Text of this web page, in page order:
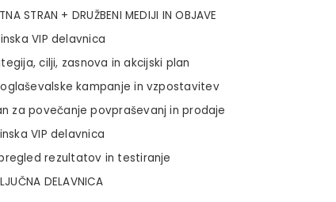
STRAN + DRUŽBENI MEDIJI IN OBJAVE
VIP delavnica
cilji, zasnova in akcijski plan
oglaševalske kampanje in vzpostavitev
za povečanje povpraševanj in prodaje
VIP delavnica
– pregled rezultatov in testiranje
DELAVNICA